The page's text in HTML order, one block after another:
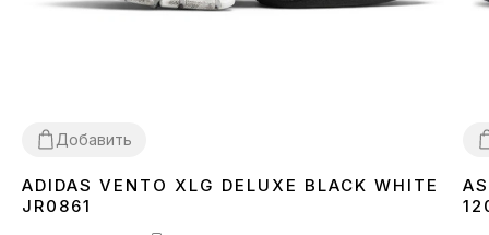
Добавить
36 3738 39 4041424344
ADIDAS VENTO XLG DELUXE BLACK WHITE
JR0861